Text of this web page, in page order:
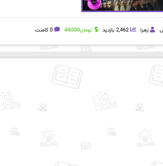
زهرا 2,462 بازدید تومان44,000 0 کامنت